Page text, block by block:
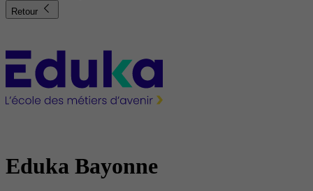
Retour
Eduka Bayonne